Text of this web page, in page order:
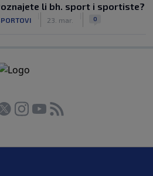
li bh. sport i sportiste?
23. mar. 0